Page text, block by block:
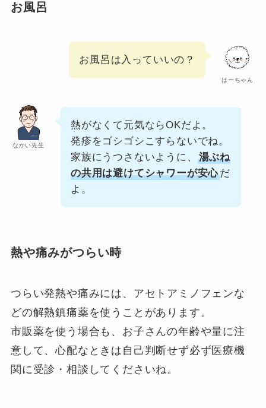
お風呂
はーちゃん
お風呂は入っていいの？
なかい先生
熱がなくて元気ならOKだよ。
発疹をゴシゴシこすらないでね。
家族にうつさないように、
湯ぶね
の共用は避けてシャワーが安心だ
よ。
熱や痛みがつらい時
つらい発熱や痛みには、アセトアミノフェンな
どの解熱鎮痛薬を使うことがあります。
市販薬を使う場合も、お子さんの年齢や量に注
意して、心配なときは自己判断せず必ず医療機
関に受診・相談してくださいね。